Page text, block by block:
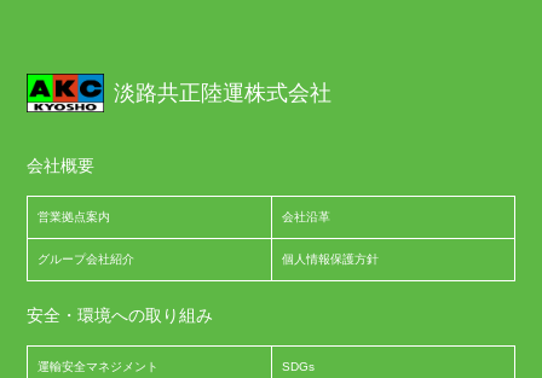
淡路共正陸運株式会社
会社概要
営業拠点案内 会社沿革
グループ会社紹介 個人情報保護方針
安全・環境への取り組み
運輸安全マネジメント SDGs